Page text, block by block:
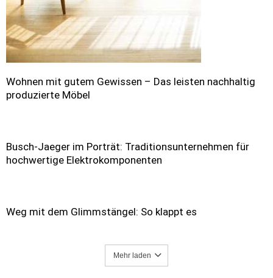
Wohnen mit gutem Gewissen – Das leisten nachhaltig
produzierte Möbel
Busch-Jaeger im Porträt: Traditionsunternehmen für
hochwertige Elektrokomponenten
Weg mit dem Glimmstängel: So klappt es
Mehr laden